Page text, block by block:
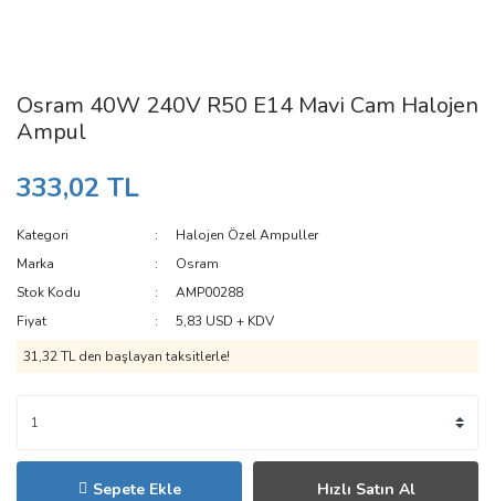
Osram 40W 240V R50 E14 Mavi Cam Halojen
Ampul
333,02 TL
Kategori
Halojen Özel Ampuller
Marka
Osram
Stok Kodu
AMP00288
Fiyat
5,83 USD + KDV
31,32 TL den başlayan taksitlerle!
Sepete Ekle Hızlı Satın Al